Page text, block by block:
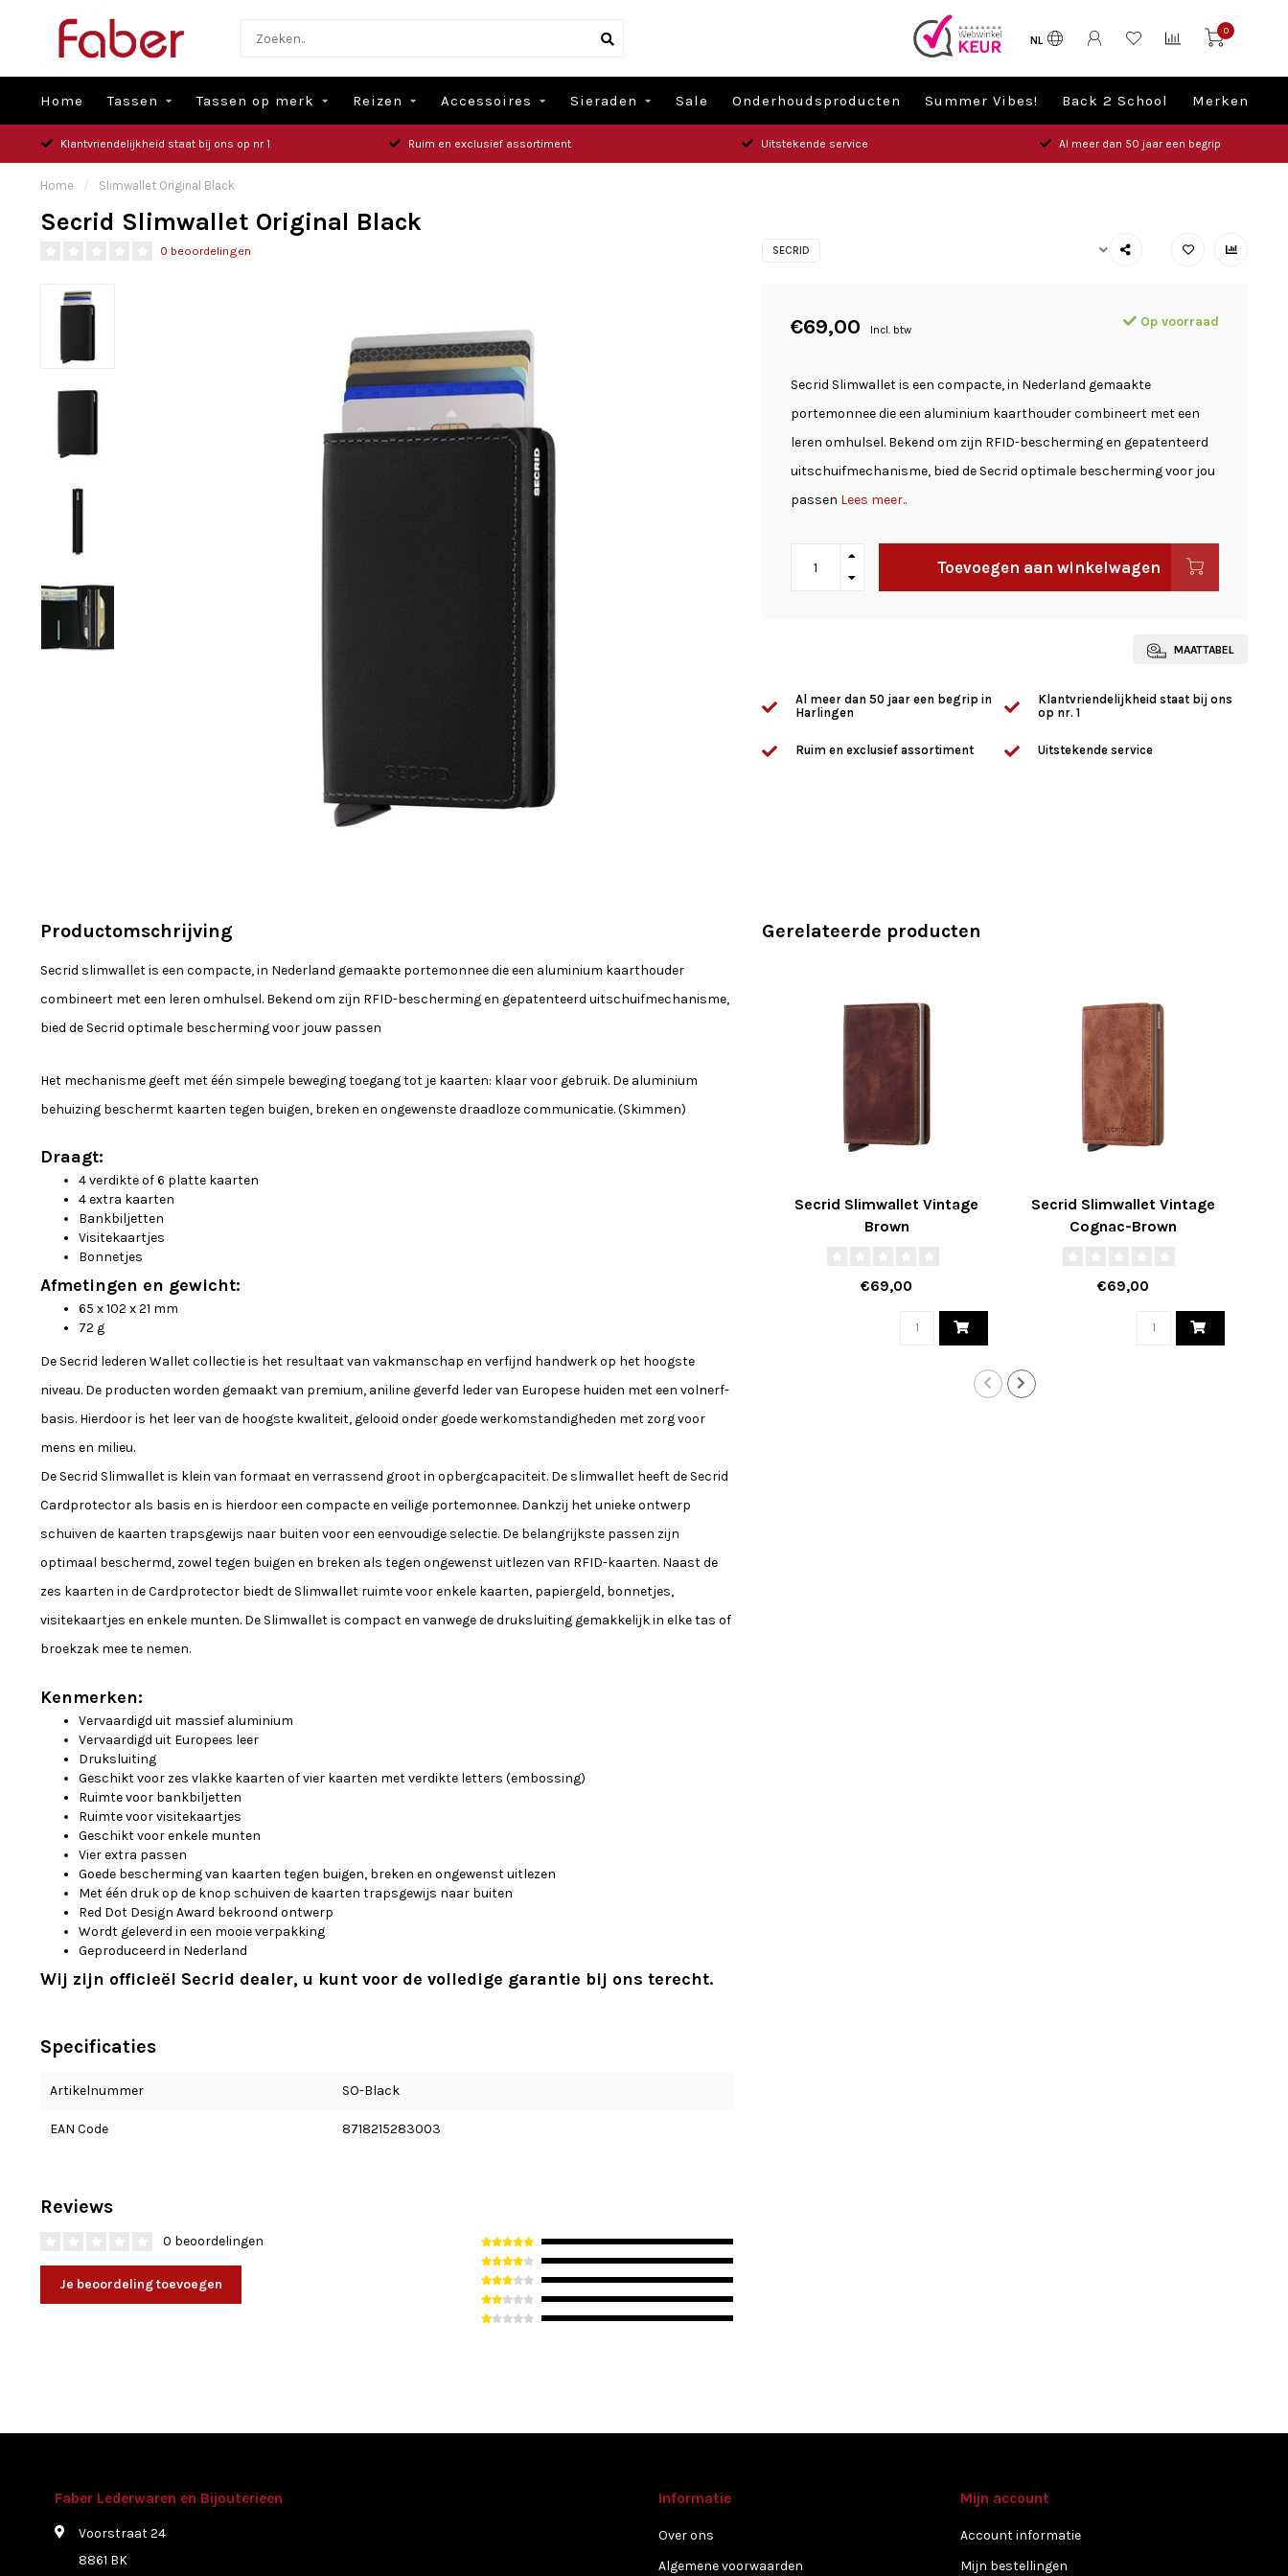
NL
0
Home Tassen Tassen op merk Reizen Accessoires Sieraden Sale Onderhoudsproducten Summer Vibes! Back 2 School Merken
Klantvriendelijkheid staat bij ons op nr 1 Ruim en exclusief assortiment Uitstekende service Al meer dan 50 jaar een begrip
Home / Slimwallet Original Black
Secrid Slimwallet Original Black
0 beoordelingen SECRID
€69,00 Incl. btw
Op voorraad
Secrid Slimwallet is een compacte, in Nederland gemaakte
portemonnee die een aluminium kaarthouder combineert met een
leren omhulsel. Bekend om zijn RFID-bescherming en gepatenteerd
uitschuifmechanisme, bied de Secrid optimale bescherming voor jou
passen Lees meer..
Toevoegen aan winkelwagen
MAATTABEL
Al meer dan 50 jaar een begrip in
Harlingen
Klantvriendelijkheid staat bij ons
op nr. 1
Ruim en exclusief assortiment Uitstekende service
Productomschrijving
Secrid slimwallet is een compacte, in Nederland gemaakte portemonnee die een aluminium kaarthouder
combineert met een leren omhulsel. Bekend om zijn RFID-bescherming en gepatenteerd uitschuifmechanisme,
bied de Secrid optimale bescherming voor jouw passen
Het mechanisme geeft met één simpele beweging toegang tot je kaarten: klaar voor gebruik. De aluminium
behuizing beschermt kaarten tegen buigen, breken en ongewenste draadloze communicatie. (Skimmen)
Draagt:
4 verdikte of 6 platte kaarten
4 extra kaarten
Bankbiljetten
Visitekaartjes
Bonnetjes
Afmetingen en gewicht:
65 x 102 x 21 mm
72 g
De Secrid lederen Wallet collectie is het resultaat van vakmanschap en verfijnd handwerk op het hoogste
niveau. De producten worden gemaakt van premium, aniline geverfd leder van Europese huiden met een volnerf-
basis. Hierdoor is het leer van de hoogste kwaliteit, gelooid onder goede werkomstandigheden met zorg voor
mens en milieu.
De Secrid Slimwallet is klein van formaat en verrassend groot in opbergcapaciteit. De slimwallet heeft de Secrid
Cardprotector als basis en is hierdoor een compacte en veilige portemonnee. Dankzij het unieke ontwerp
schuiven de kaarten trapsgewijs naar buiten voor een eenvoudige selectie. De belangrijkste passen zijn
optimaal beschermd, zowel tegen buigen en breken als tegen ongewenst uitlezen van RFID-kaarten. Naast de
zes kaarten in de Cardprotector biedt de Slimwallet ruimte voor enkele kaarten, papiergeld, bonnetjes,
visitekaartjes en enkele munten. De Slimwallet is compact en vanwege de druksluiting gemakkelijk in elke tas of
broekzak mee te nemen.
Kenmerken:
Vervaardigd uit massief aluminium
Vervaardigd uit Europees leer
Druksluiting
Geschikt voor zes vlakke kaarten of vier kaarten met verdikte letters (embossing)
Ruimte voor bankbiljetten
Ruimte voor visitekaartjes
Geschikt voor enkele munten
Vier extra passen
Goede bescherming van kaarten tegen buigen, breken en ongewenst uitlezen
Met één druk op de knop schuiven de kaarten trapsgewijs naar buiten
Red Dot Design Award bekroond ontwerp
Wordt geleverd in een mooie verpakking
Geproduceerd in Nederland
Wij zijn officieël Secrid dealer, u kunt voor de volledige garantie bij ons terecht.
Specificaties
Artikelnummer SO-Black
EAN Code 8718215283003
Reviews
0 beoordelingen
Je beoordeling toevoegen
Gerelateerde producten
Secrid Slimwallet Vintage
Brown
€69,00
Secrid Slimwallet Vintage
Cognac-Brown
€69,00
Faber Lederwaren en Bijouterieen
Voorstraat 24
8861 BK
Informatie
Over ons
Algemene voorwaarden
Mijn account
Account informatie
Mijn bestellingen